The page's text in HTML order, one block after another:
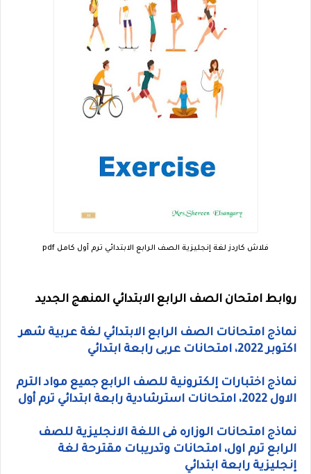
فلاش كاردز لغة إنجليزية الصف الرابع الابتدائي ترم أول كامل pdf
روابط امتحان الصف الرابع الابتدائي المنهج الجديد
نماذج امتحانات الصف الرابع الابتدائي لغة عربية شهر
اكتوبر 2022، امتحانات عربى رابعة ابتدائي
نماذج اختبارات إلكترونية للصف الرابع جميع مواد الترم
الاول 2022، امتحانات استرشادية رابعة ابتدائي ترم أول
نماذج امتحانات الوزاره فى اللغة الانجليزية للصف
الرابع ترم اول، امتحانات وتدريبات مقترحة لغة
إنجليزية رابعة ابتدائي